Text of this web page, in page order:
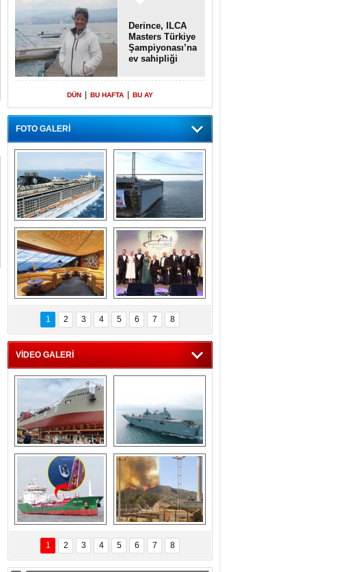
Derince, ILCA
Masters Türkiye
Şampiyonası’na
ev sahipliği
DÜN BU HAFTA BU AY
FOTO GALERİ
“Gemi içinde gemi”
konsepti ile MSC
Splendida
Dünyada tek!
Denizaltı yüzer
havuzu intikal
seyrine başladı
MSC'den 55 milyon
euroluk turizm geliri
müjdesi
5. Bosphorus Ship
Brokers Dinner,
İstanbul’da yapıldı
1 2 3 4 5 6 7 8
VİDEO GALERİ
Çeksan Tersanesi,
Başaran Bayrak
tankerini suya
indirdi
TCG Anadolu,
tersane teknik
seyrini tamamladı
Göçmenlerin
imdadına Türk
sahipli MINA DENIZ
yetişti
Milas’taki yangın
yeniden termik
santrallere doğru
ilerliyor
1 2 3 4 5 6 7 8